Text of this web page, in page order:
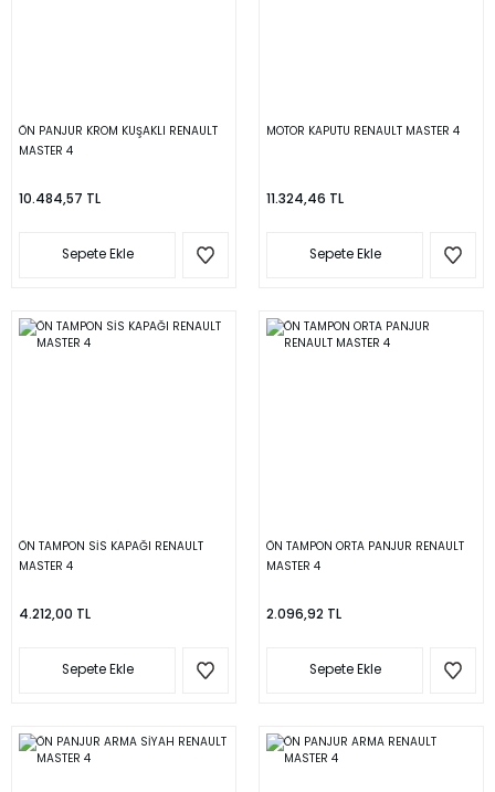
ÖN PANJUR KROM KUŞAKLI RENAULT
MASTER 4
10.484,57 TL
Sepete Ekle
MOTOR KAPUTU RENAULT MASTER 4
11.324,46 TL
Sepete Ekle
ÖN TAMPON SİS KAPAĞI RENAULT
MASTER 4
4.212,00 TL
Sepete Ekle
ÖN TAMPON ORTA PANJUR RENAULT
MASTER 4
2.096,92 TL
Sepete Ekle